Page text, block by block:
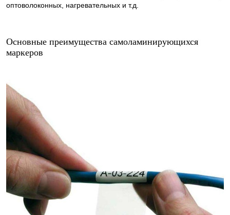
оптоволоконных, нагревательных и т.д.
Основные преимущества самоламинирующихся
маркеров